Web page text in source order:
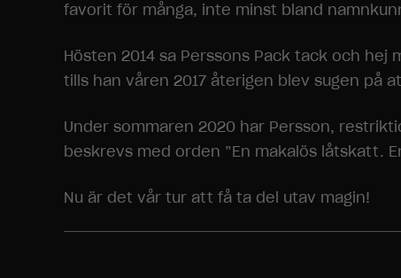
favorit för många, inte minst bland
Hösten 2014 sa Perssons Pack tack och
tills han våren 2017 återigen blev sugen på
Under sommaren 2020 har Persson,
beskrevs med orden ”En makalös låtskatt.
Nu är det vår tur att få ta del utav magin!